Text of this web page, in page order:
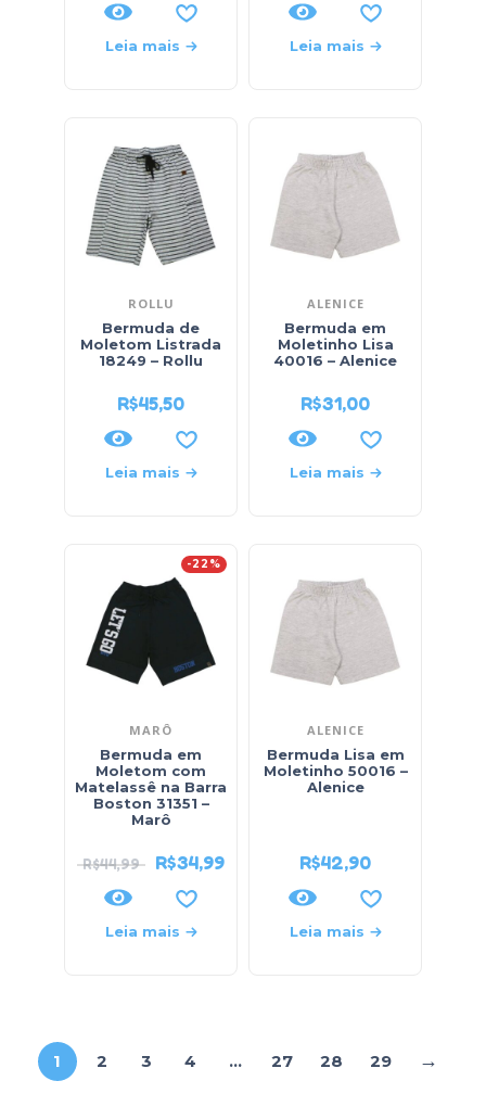
Leia mais Leia mais
ROLLU
Bermuda de
Moletom Listrada
18249 – Rollu
R$45,50
Leia mais
ALENICE
Bermuda em
Moletinho Lisa
40016 – Alenice
R$31,00
Leia mais
-22%
MARÔ
Bermuda em
Moletom com
Matelassê na Barra
Boston 31351 –
Marô
R$44,99 R$34,99
Leia mais
ALENICE
Bermuda Lisa em
Moletinho 50016 –
Alenice
R$42,90
Leia mais
1 2 3 4 … 27 28 29 →